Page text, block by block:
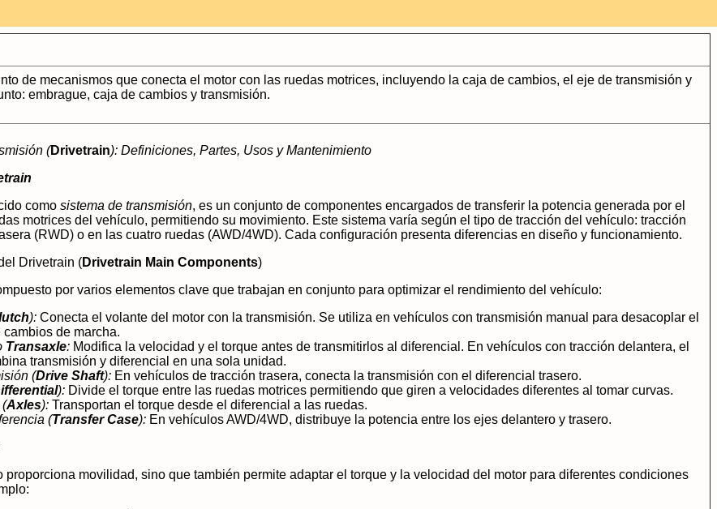
de mecanismos que conecta el motor con las ruedas motrices, incluyendo la caja de cambios, el eje de transmisión y
embrague, caja de cambios y transmisión.
(Drivetrain): Definiciones, Partes, Usos y Mantenimiento
como sistema de transmisión, es un conjunto de componentes encargados de transferir la potencia generada por el
motrices del vehículo, permitiendo su movimiento. Este sistema varía según el tipo de tracción del vehículo: tracción
(RWD) o en las cuatro ruedas (AWD/4WD). Cada configuración presenta diferencias en diseño y funcionamiento.
Drivetrain (Drivetrain Main Components)
por varios elementos clave que trabajan en conjunto para optimizar el rendimiento del vehículo:
): Conecta el volante del motor con la transmisión. Se utiliza en vehículos con transmisión manual para desacoplar el
cambios de marcha.
Transaxle: Modifica la velocidad y el torque antes de transmitirlos al diferencial. En vehículos con tracción delantera, el
transmisión y diferencial en una sola unidad.
(Drive Shaft): En vehículos de tracción trasera, conecta la transmisión con el diferencial trasero.
): Divide el torque entre las ruedas motrices permitiendo que giren a velocidades diferentes al tomar curvas.
(Axles): Transportan el torque desde el diferencial a las ruedas.
(Transfer Case): En vehículos AWD/4WD, distribuye la potencia entre los ejes delantero y trasero.
proporciona movilidad, sino que también permite adaptar el torque y la velocidad del motor para diferentes condiciones